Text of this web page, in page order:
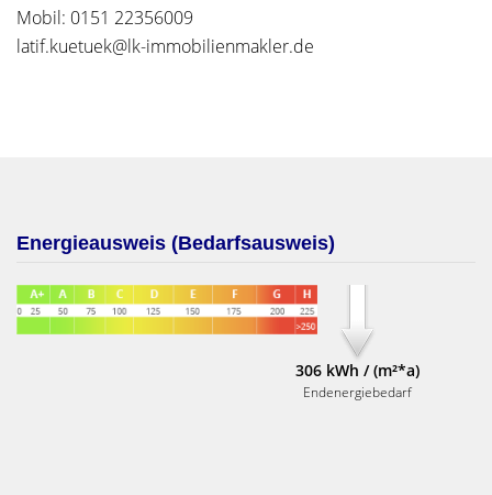
Mobil: 0151 22356009
latif.kuetuek@lk-immobilienmakler.de
Energieausweis (Bedarfsausweis)
306 kWh / (m²*a)
Endenergiebedarf